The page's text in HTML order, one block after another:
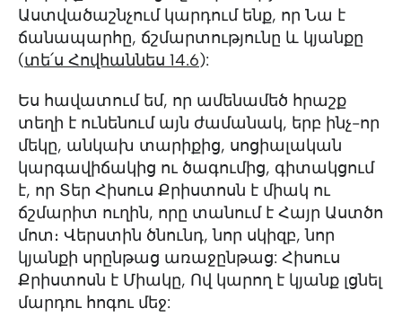
Աստվածաշնչում կարդում ենք, որ Նա է
ճանապարհը, ճշմարտությունը և կյանքը
(տե՛ս Հովհաննես 14.6):
Ես հավատում եմ, որ ամենամեծ հրաշք
տեղի է ունենում այն ժամանակ, երբ ինչ-որ
մեկը, անկախ տարիքից, սոցիալական
կարգավիճակից ու ծագումից, գիտակցում
է, որ Տեր Հիսուս Քրիստոսն է միակ ու
ճշմարիտ ուղին, որը տանում է Հայր Աստծո
մոտ։ Վերստին ծնունդ, նոր սկիզբ, նոր
կյանքի սրընթաց առաջընթաց: Հիսուս
Քրիստոսն է Միակը, Ով կարող է կյանք լցնել
մարդու հոգու մեջ: